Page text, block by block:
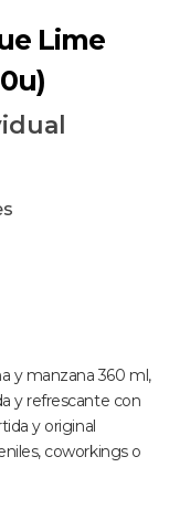
Lime
y manzana 360 ml,
y refrescante con
y original
coworkings o